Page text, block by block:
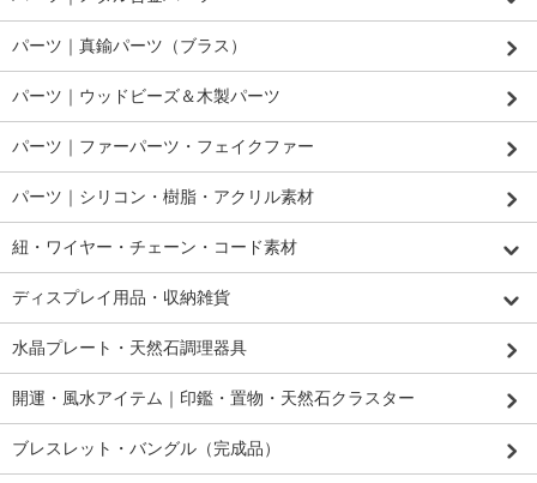
パーツ｜真鍮パーツ（ブラス）
パーツ｜ウッドビーズ＆木製パーツ
パーツ｜ファーパーツ・フェイクファー
パーツ｜シリコン・樹脂・アクリル素材
紐・ワイヤー・チェーン・コード素材
ディスプレイ用品・収納雑貨
水晶プレート・天然石調理器具
開運・風水アイテム｜印鑑・置物・天然石クラスター
ブレスレット・バングル（完成品）